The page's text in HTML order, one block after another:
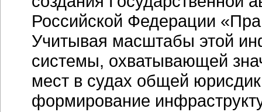
Российской Федерации
Учитывая масштабы этой
системы, охватывающей
мест в судах общей
формирование